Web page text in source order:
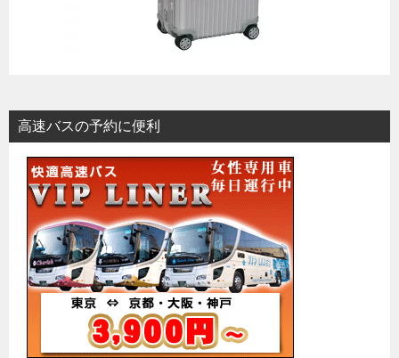
高速バスの予約に便利